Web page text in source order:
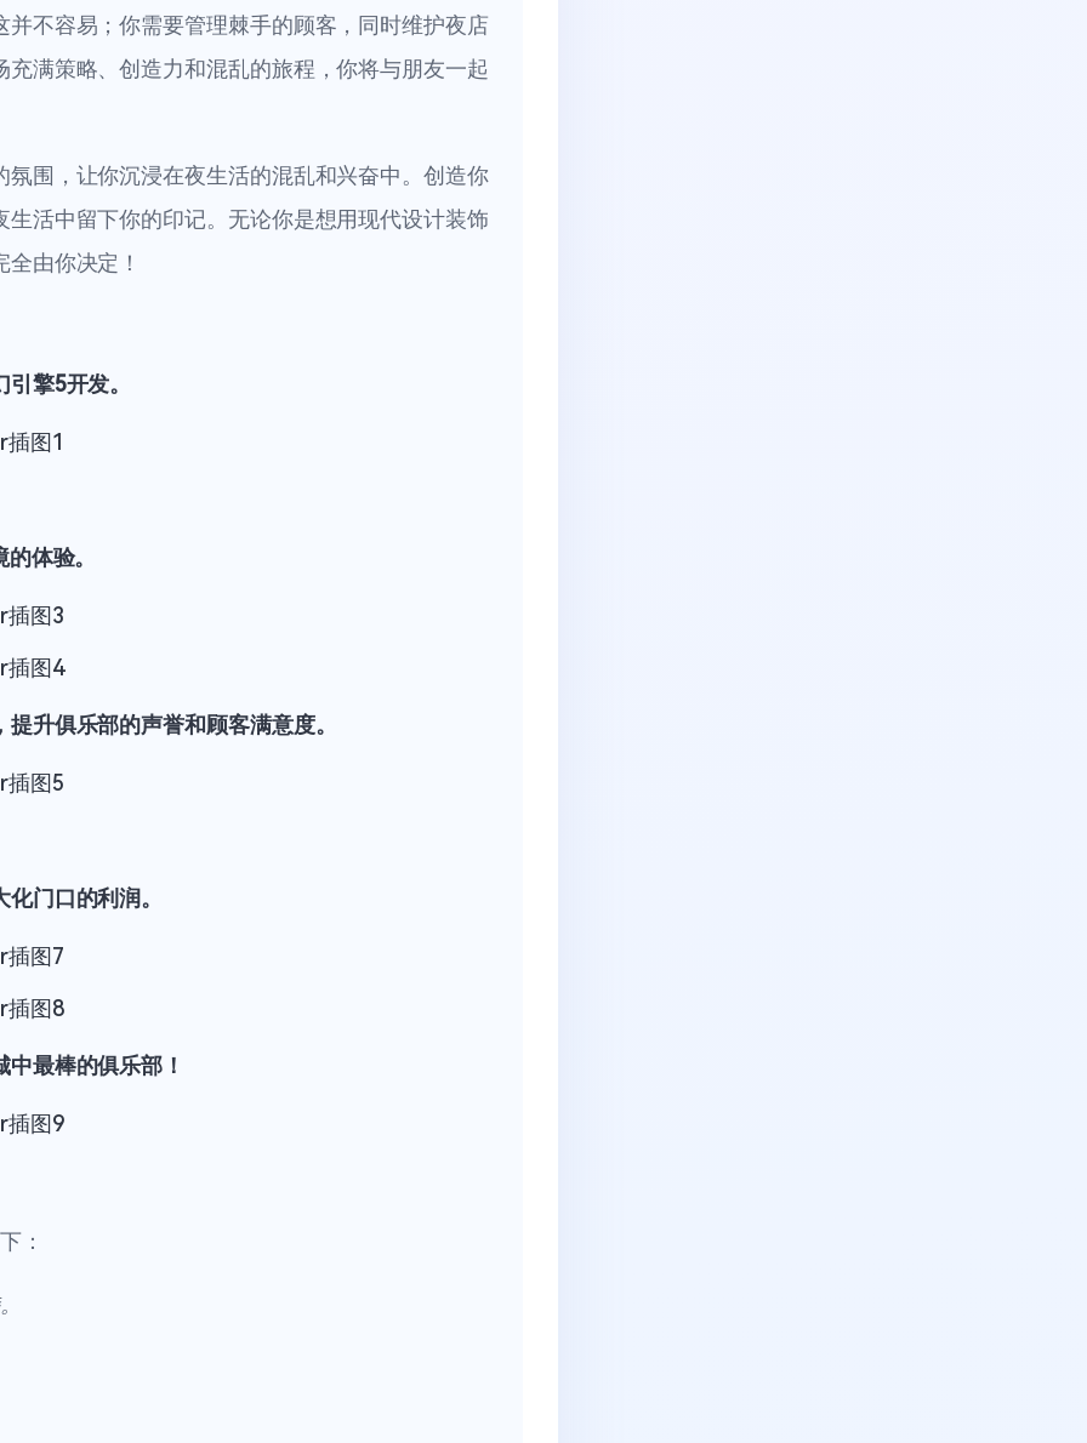
不容易；你需要管理棘手的顾客，同时维护夜店
满策略、创造力和混乱的旅程，你将与朋友一起
围，让你沉浸在夜生活的混乱和兴奋中。创造你
活中留下你的印记。无论你是想用现代设计装饰
由你决定！
擎5开发。
体验。
升俱乐部的声誉和顾客满意度。
门口的利润。
最棒的俱乐部！
：